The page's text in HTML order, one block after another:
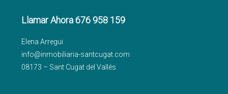
Llamar Ahora 676 958 159
Elena Arregui
info@inmobiliaria-santcugat.com
08173 – Sant Cugat del Vallés